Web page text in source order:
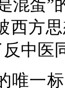
混蛋”
西方
中
一